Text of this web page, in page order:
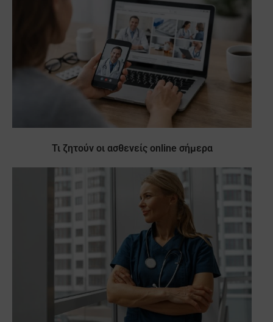
Τι ζητούν οι ασθενείς online σήμερα